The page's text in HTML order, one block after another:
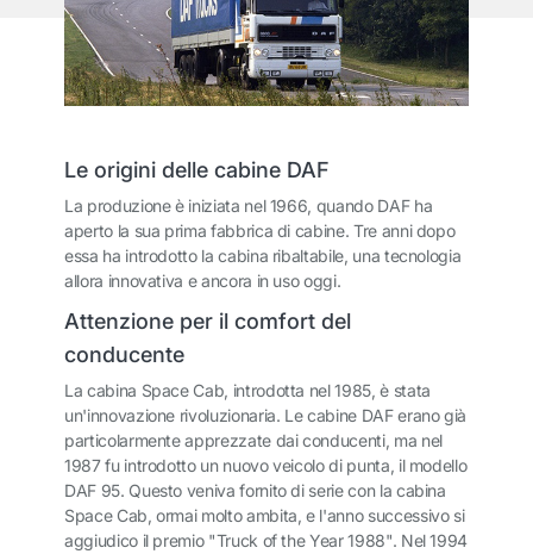
Le origini delle cabine DAF
La produzione è iniziata nel 1966, quando DAF ha
aperto la sua prima fabbrica di cabine. Tre anni dopo
essa ha introdotto la cabina ribaltabile, una tecnologia
allora innovativa e ancora in uso oggi.
Attenzione per il comfort del
conducente
La cabina Space Cab, introdotta nel 1985, è stata
un'innovazione rivoluzionaria. Le cabine DAF erano già
particolarmente apprezzate dai conducenti, ma nel
1987 fu introdotto un nuovo veicolo di punta, il modello
DAF 95. Questo veniva fornito di serie con la cabina
Space Cab, ormai molto ambita, e l'anno successivo si
aggiudico il premio "Truck of the Year 1988". Nel 1994